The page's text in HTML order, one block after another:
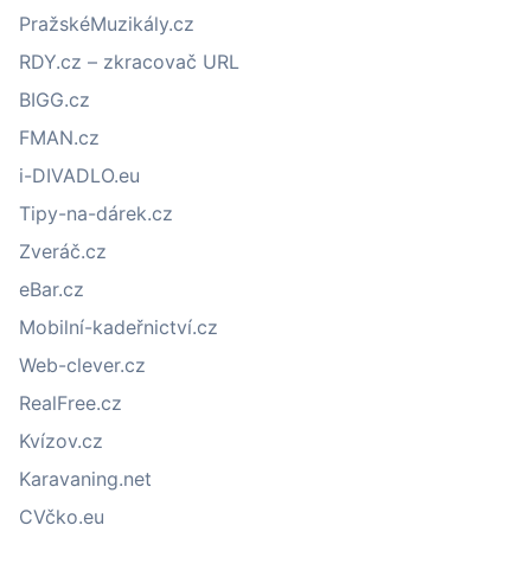
PražskéMuzikály.cz
RDY.cz – zkracovač URL
BIGG.cz
FMAN.cz
i-DIVADLO.eu
Tipy-na-dárek.cz
Zveráč.cz
eBar.cz
Mobilní-kadeřnictví.cz
Web-clever.cz
RealFree.cz
Kvízov.cz
Karavaning.net
CVčko.eu